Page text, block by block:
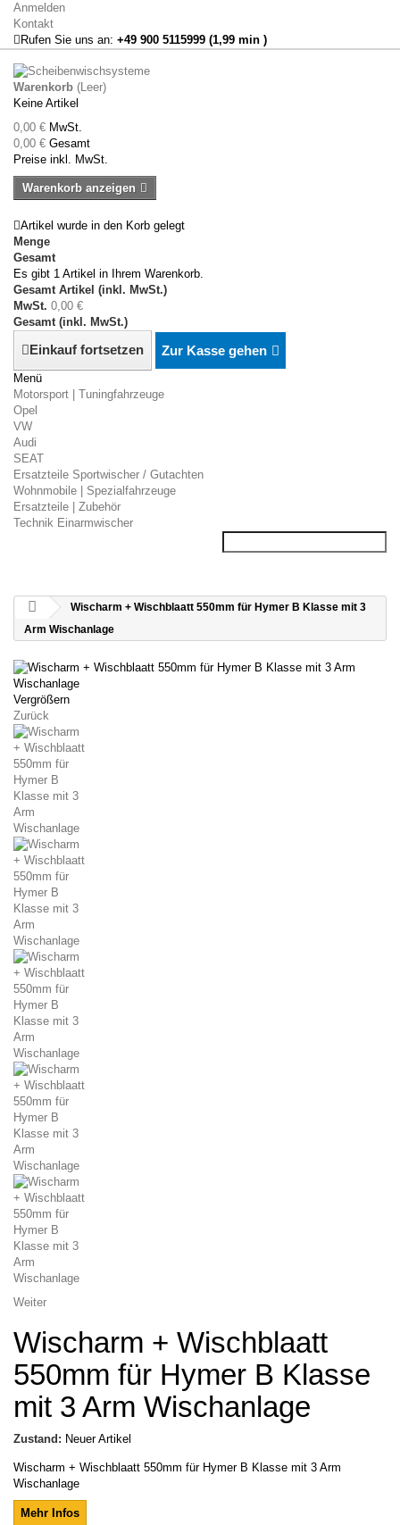
Anmelden
Kontakt
Rufen Sie uns an: +49 900 5115999 (1,99 min )
Warenkorb (Leer)
Keine Artikel
0,00 € MwSt.
0,00 € Gesamt
Preise inkl. MwSt.
Warenkorb anzeigen
Artikel wurde in den Korb gelegt
Menge
Gesamt
Es gibt 1 Artikel in Ihrem Warenkorb.
Gesamt Artikel (inkl. MwSt.)
MwSt. 0,00 €
Gesamt (inkl. MwSt.)
Einkauf fortsetzen Zur Kasse gehen
Menü
Motorsport | Tuningfahrzeuge
Opel
VW
Audi
SEAT
Ersatzteile Sportwischer / Gutachten
Wohnmobile | Spezialfahrzeuge
Ersatzteile | Zubehör
Technik Einarmwischer
Wischarm + Wischblaatt 550mm für Hymer B Klasse mit 3
Arm Wischanlage
Vergrößern
Zurück
Weiter
Wischarm + Wischblaatt
550mm für Hymer B Klasse
mit 3 Arm Wischanlage
Zustand: Neuer Artikel
Wischarm + Wischblaatt 550mm für Hymer B Klasse mit 3 Arm
Wischanlage
Mehr Infos